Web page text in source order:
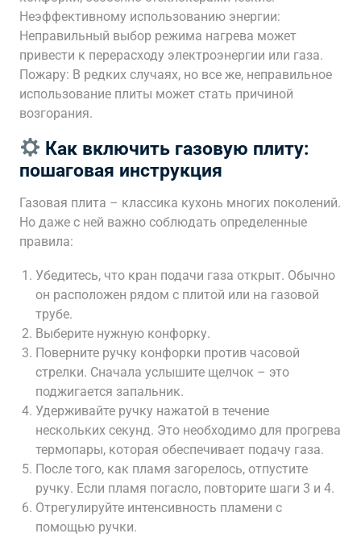
Неэффективному использованию энергии:
Неправильный выбор режима нагрева может
привести к перерасходу электроэнергии или газа.
Пожару: В редких случаях, но все же, неправильное
использование плиты может стать причиной
возгорания.
Как включить газовую плиту:
пошаговая инструкция
Газовая плита – классика кухонь многих поколений.
Но даже с ней важно соблюдать определенные
правила:
Убедитесь, что кран подачи газа открыт. Обычно
он расположен рядом с плитой или на газовой
трубе.
Выберите нужную конфорку.
Поверните ручку конфорки против часовой
стрелки. Сначала услышите щелчок – это
поджигается запальник.
Удерживайте ручку нажатой в течение
нескольких секунд. Это необходимо для прогрева
термопары, которая обеспечивает подачу газа.
После того, как пламя загорелось, отпустите
ручку. Если пламя погасло, повторите шаги 3 и 4.
Отрегулируйте интенсивность пламени с
помощью ручки.